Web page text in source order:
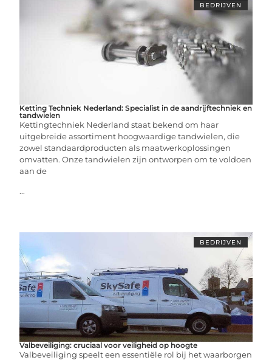
BEDRIJVEN
Ketting Techniek Nederland: Specialist in de aandrijftechniek en
tandwielen
Kettingtechniek Nederland staat bekend om haar
uitgebreide assortiment hoogwaardige tandwielen, die
zowel standaardproducten als maatwerkoplossingen
omvatten. Onze tandwielen zijn ontworpen om te voldoen
aan de
...
BEDRIJVEN
Valbeveiliging: cruciaal voor veiligheid op hoogte
Valbeveiliging speelt een essentiële rol bij het waarborgen